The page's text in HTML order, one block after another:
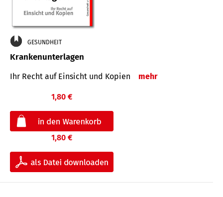
GESUNDHEIT
Krankenunterlagen
Ihr Recht auf Einsicht und Kopien mehr
1,80 €
1,80 €